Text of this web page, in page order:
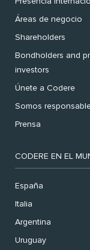
Áreas de negocio
Shareholders
Bondholders and
investors
Únete a Codere
Somos
Prensa
CODERE EN EL
España
Italia
Argentina
Uruguay